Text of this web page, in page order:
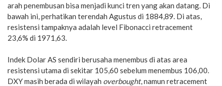
arah penembusan bisa menjadi kunci tren yang akan datang. Di
bawah ini, perhatikan terendah Agustus di 1884,89. Di atas,
resistensi tampaknya adalah level Fibonacci retracement
23,6% di 1971,63.
Indek Dolar AS sendiri berusaha menembus di atas area
resistensi utama di sekitar 105,60 sebelum menembus 106,00.
DXY masih berada di wilayah overbought, namun retracement